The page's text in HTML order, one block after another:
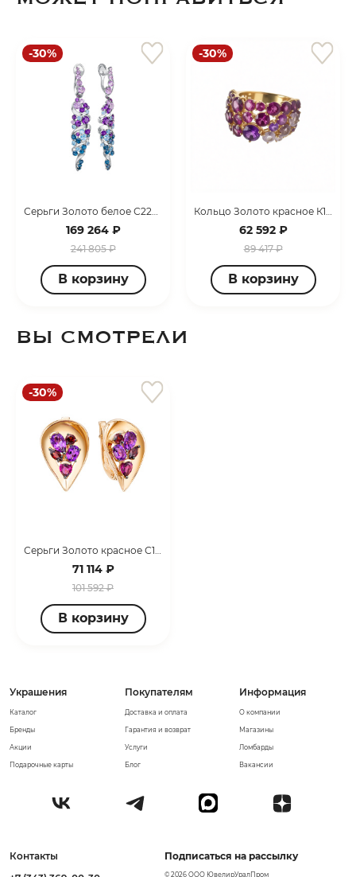
-30%
Серьги Золото белое С222-6571М44
169 264 ₽
241 805 ₽
В корзину
-30%
Кольцо Золото красное К120-6571М42
62 592 ₽
89 417 ₽
В корзину
ВЫ СМОТРЕЛИ
-30%
Серьги Золото красное С124-6325М7
71 114 ₽
101 592 ₽
В корзину
Информация
О компании
Магазины
Ломбарды
Вакансии
Украшения
Каталог
Бренды
Акции
Подарочные карты
Покупателям
Доставка и оплата
Гарантия и возврат
Услуги
Блог
Контакты
Подписаться на рассылку
© 2026 ООО ЮвелирУралПром